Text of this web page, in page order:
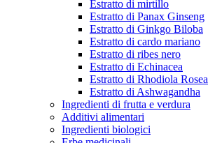
Estratto di mirtillo
Estratto di Panax Ginseng
Estratto di Ginkgo Biloba
Estratto di cardo mariano
Estratto di ribes nero
Estratto di Echinacea
Estratto di Rhodiola Rosea
Estratto di Ashwagandha
Ingredienti di frutta e verdura
Additivi alimentari
Ingredienti biologici